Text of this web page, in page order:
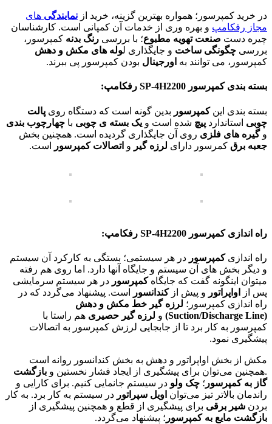
در خرید کمپرسور؛ همواره بهترین گزینه، خرید از نمایندگی های
مجاز رفکامپ و بهره وری از خدمات آن کمپانی است. کارشناسان
چیره دست صنعت تهویه مطبوع؛ با بررسی رنگ بدنه کمپرسور،
بررسی چگونگی ساخت و جایگذاری لوله های مکش و دهش
کمپرسور، می توانند به اورجینال بودن کمپرسور پی ببرند.
بسته بندی کمپرسور SP-4H2200 رفکامپ:
بسته بندی اینکمپرسور بدین گونه است که دستگاه روی پالت
چوبی استاندارد پیچ شده است و یک بسته ی چوبی با چهارچوب بندی
وگیره های فلزی روی آن جایگذاری گردیده است. همچنین بخش
جعبه برق کمرسور دارای لرزه گیر و اتصالات کمپرسور است.
راه اندازی کمپرسور SP-4H2200 رفکامپ:
راه اندازیکمپرسور در هر سیستمی؛ بستگی به کارکرد آن سیستم
و دیگر بخش های آن سیستم و جایگاه آنها دارد. اما روی هم رفته
میتوان اینگونه گفت که جایگاهکمپرسور در هر سیستم سرمایشی
پس از
اواپراتور و پیش ازکندانسور
است. پیشنهاد می‌گردد که در
راه اندازی کمپرسور؛ لرزه گیر خط مکش و دهش
(Suction/Discharge Line)
و لرزه گیر حصیری هم راستا با
کمپرسور به کار برد تا از جابجایی لرزش کمپرسور به اتصالات
پیشگیری نمود.
مکش از بخش اواپراتور و دهش به بخش کندانسور روانه است
.همچنین می‌توان برای پیشگیری از ایجاد فشار نخستین و بازگشت
گاز به کمپرسور ؛ چک ولو در سیستم جانمایی کنیم. برای کارایی و
راندمان بالاتر تیز می‌توان اویل سپراتور در سیستم به کار برد. به کار
بردن شیر برقی برای پیشگیری از قطع و همچنین پیشگیری از
بازگشت مایع به کمپرسور ؛ پیشنهاد می‌گردد.